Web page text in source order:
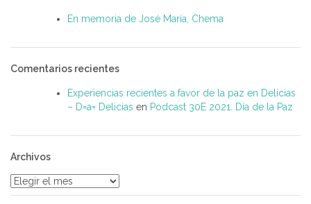
En memoria de José María, Chema
Comentarios recientes
Experiencias recientes a favor de la paz en Delicias
– D=a= Delicias en Podcast 30E 2021. Día de la Paz
Archivos
Archivos